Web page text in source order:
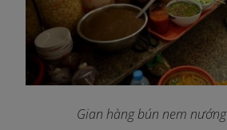
Gian hàng bún nem